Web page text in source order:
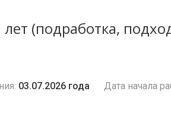
(подработка,
03.07.2026 года Дата начала